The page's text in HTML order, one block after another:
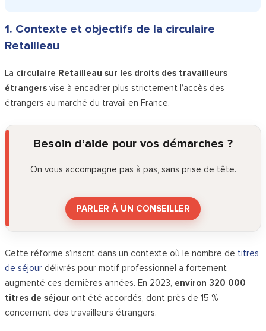
1. Contexte et objectifs de la circulaire
Retailleau
La circulaire Retailleau sur les droits des travailleurs
étrangers vise à encadrer plus strictement l’accès des
étrangers au marché du travail en France.
Besoin d’aide pour vos démarches ?
On vous accompagne pas à pas, sans prise de tête.
PARLER À UN CONSEILLER
Cette réforme s’inscrit dans un contexte où le nombre de titres
de séjour délivrés pour motif professionnel a fortement
augmenté ces dernières années. En 2023, environ 320 000
titres de séjour ont été accordés, dont près de 15 %
concernent des travailleurs étrangers.